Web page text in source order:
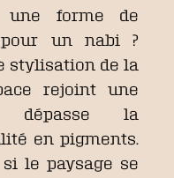
une forme de
pour un nabi ?
stylisation de la
rejoint une
dépasse la
en pigments.
le paysage se